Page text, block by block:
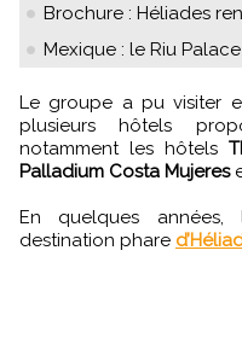
Brochure : Héliades
Mexique : le Riu
Le groupe a pu visiter et profiter des infrastructures de
plusieurs hôtels
notamment les hôtels
Palladium Costa Mujeres
En quelques
destination phare